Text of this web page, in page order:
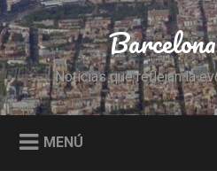
Saltar
al
contenido
Buscar
Noticias que reflejan la
MENÚ